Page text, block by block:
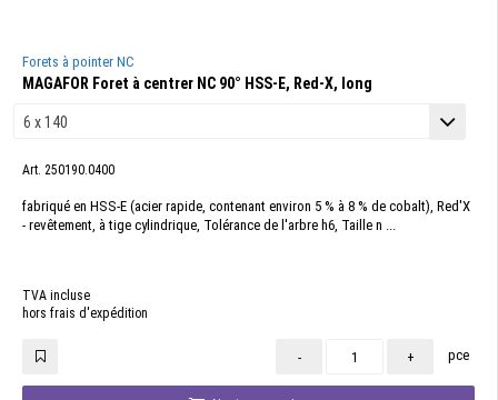
Forets à pointer NC
MAGAFOR Foret à centrer NC 90° HSS-E, Red-X, long
Art. 250190.0400
fabriqué en HSS-E (acier rapide, contenant environ 5 % à 8 % de cobalt), Red'X
- revêtement, à tige cylindrique, Tolérance de l'arbre h6, Taille n ...
TVA incluse
hors frais d'expédition
- + pce